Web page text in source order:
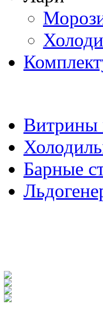
Витрины
Барные